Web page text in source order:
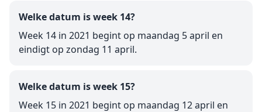
Welke datum is week 14?
Week 14 in 2021 begint op maandag 5 april en
eindigt op zondag 11 april.
Welke datum is week 15?
Week 15 in 2021 begint op maandag 12 april en